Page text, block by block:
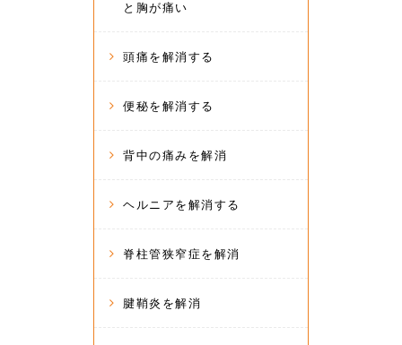
と胸が痛い
頭痛を解消する
便秘を解消する
背中の痛みを解消
ヘルニアを解消する
脊柱管狭窄症を解消
腱鞘炎を解消